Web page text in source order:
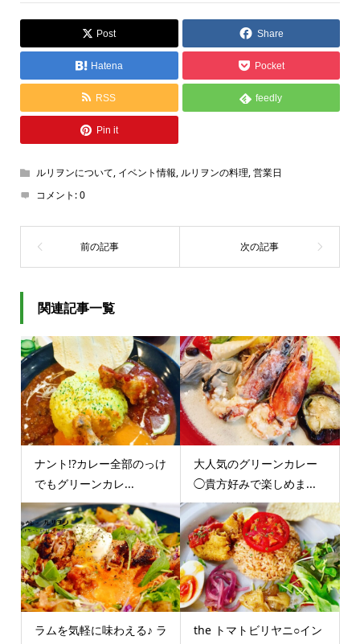
Post Share
Hatena Pocket
RSS feedly
Pin it
ルリヲンについて, イベント情報, ルリヲンの料理,営業日
コメント:0
関連記事一覧
ナント!?カレー全部のっけ
でもグリーンカレ...
大人気のグリーンカレー
◯貴方好みで楽しめま...
ラムを気軽に味わえる♪ ラ
the トマトビリヤニ○イン